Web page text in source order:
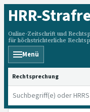
HRR-
Online-Zeitschrift und
für höchstrichterliche
Menü
HRRS durchsuchen